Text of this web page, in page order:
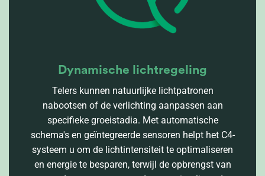
Dynamische lichtregeling
Telers kunnen natuurlijke lichtpatronen
nabootsen of de verlichting aanpassen aan
specifieke groeistadia. Met automatische
schema's en geïntegreerde sensoren helpt het C4-
systeem u om de lichtintensiteit te optimaliseren
en energie te besparen, terwijl de opbrengst van